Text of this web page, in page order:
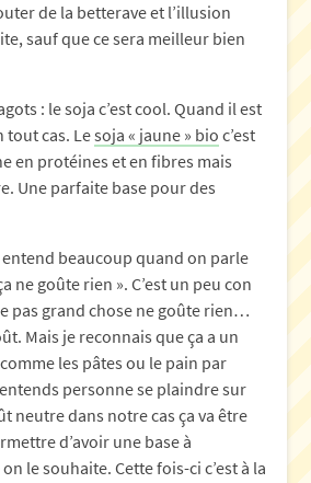
de la betterave et l’illusion
sauf que ce sera meilleur bien
: le soja c’est cool. Quand il est
tout cas. Lesoja « jaune » bio c’est
en protéines et en fibres mais
Une parfaite base pour des
entend beaucoup quand on parle
ne goûte rien ». C’est un peu con
pas grand chose ne goûte rien…
Mais je reconnais que ça a un
les pâtes ou le pain par
personne se plaindre sur
neutre dans notre cas ça va être
d’avoir une base à
le souhaite. Cette fois-ci c’est à la